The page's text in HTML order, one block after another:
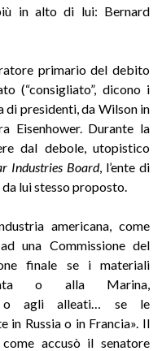
in alto di lui: Bernard
primario del debito
(“consigliato”, dicono i
di presidenti, da Wilson in
Eisenhower. Durante la
dal debole, utopistico
Industries Board, l’ente di
lui stesso proposto.
americana, come
una Commissione del
finale se i materiali
o alla Marina,
o agli alleati… se le
in Russia o in Francia». Il
accusò il senatore